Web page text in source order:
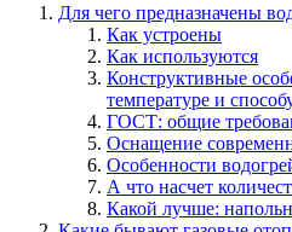
Для чего предназначены
Как устроены
Как используются
Конструктивные
температуре и
ГОСТ: общие
Оснащение
Особенности
А что насчет
Какой лучше: